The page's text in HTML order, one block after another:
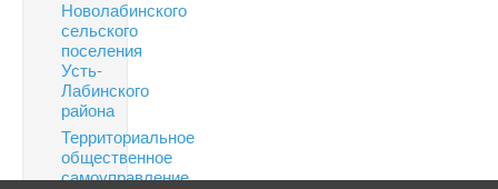
Новолабинского
сельского
поселения
Усть-
Лабинского
района
Территориальное
общественное
самоуправление